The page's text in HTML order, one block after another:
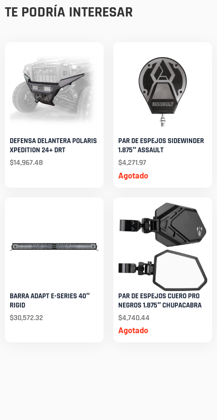
TE PODRÍA INTERESAR
DEFENSA DELANTERA POLARIS
XPEDITION 24+ DRT
$14,967.48
Agotado
PAR DE ESPEJOS SIDEWINDER
1.875″ ASSAULT
$4,271.97
BARRA ADAPT E-SERIES 40″
RIGID
$30,572.32
Agotado
PAR DE ESPEJOS CUERO PRO
NEGROS 1.875″ CHUPACABRA
$4,740.44